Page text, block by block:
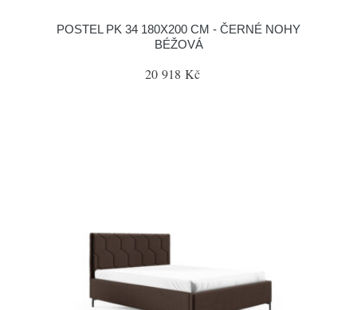
POSTEL PK 34 180X200 CM - ČERNÉ NOHY
BÉŽOVÁ
20 918 Kč